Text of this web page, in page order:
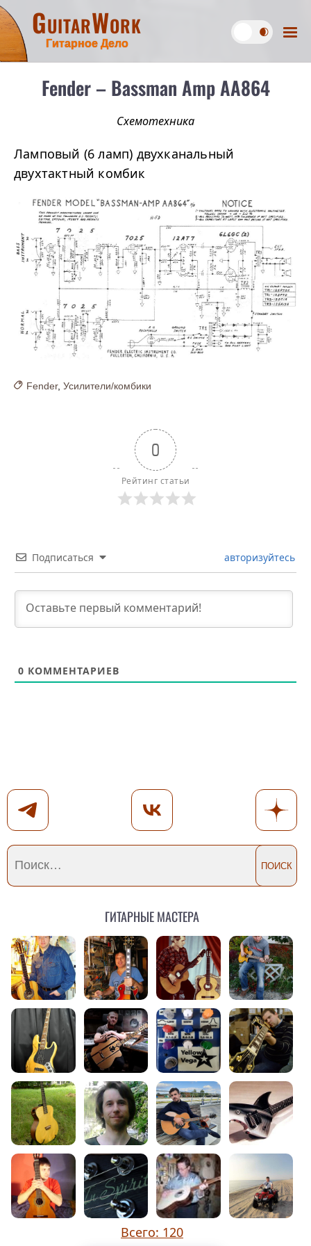
GuitarWork
Гитарное Дело
Fender – Bassman Amp AA864
Схемотехника
Ламповый (6 ламп) двухканальный
двухтактный комбик
Fender, Усилители/комбики
0
Рейтинг статьи
Подписаться авторизуйтесь
0 КОММЕНТАРИЕВ
Гитарные мастера
Всего: 120